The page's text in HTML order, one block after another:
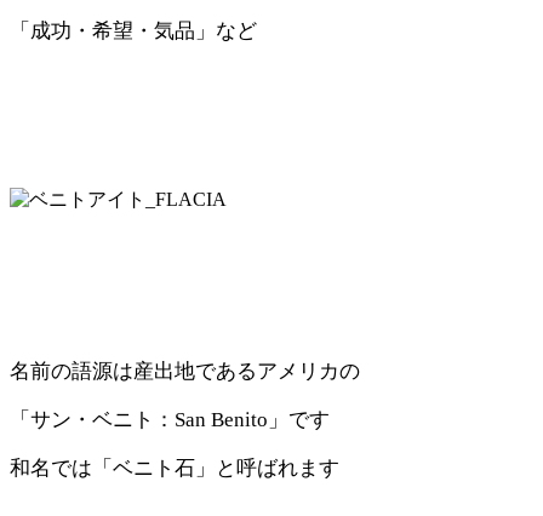
「成功・希望・気品」など
名前の語源は産出地であるアメリカの
「サン・ベニト：San Benito」です
和名では「ベニト石」と呼ばれます